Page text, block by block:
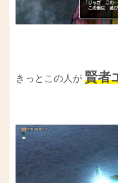
きっとこの人が 賢者